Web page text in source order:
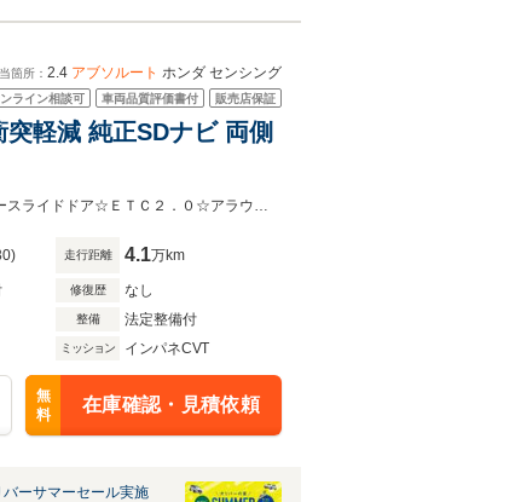
箇所： 2.4 アブソルート ホンダ センシング
ライン相談可 車両品質評価書付 販売店保証
軽減 純正SDナビ 両側
☆衝突軽減措置☆エアロパーツ☆純正ナビ-SD/AM/FM/フルセグTV/DVD☆両側パワースライドドア☆ＥＴＣ２．０☆アラウンドビューモニター☆バックカメラ☆ＬＥＤヘッドライト☆レーダーク
走行距離 4.1万km
修復歴 なし
整備 法定整備付
ミッション インパネCVT
無
料
在庫確認・見積依頼
バーサマーセール実施